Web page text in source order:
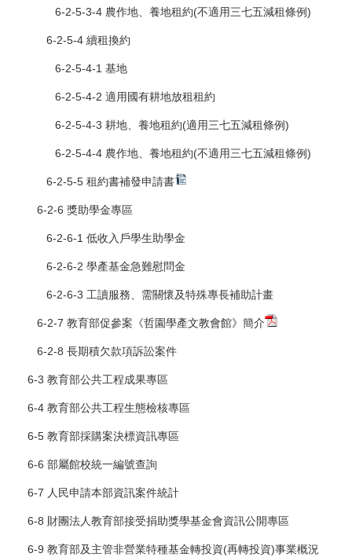
6-2-5-3-4 農作地、養地租約(不適用三七五減租條例)
6-2-5-4 續租換約
6-2-5-4-1 基地
6-2-5-4-2 適用國有耕地放租租約
6-2-5-4-3 耕地、養地租約(適用三七五減租條例)
6-2-5-4-4 農作地、養地租約(不適用三七五減租條例)
6-2-5-5 租約書補發申請書
6-2-6 獎助學金專區
6-2-6-1 低收入戶學生助學金
6-2-6-2 學產基金急難慰問金
6-2-6-3 工讀服務、需關懷及特殊專長補助計畫
6-2-7 教育部促參案《哲園學產文教會館》簡介
6-2-8 長期積欠款項訴訟案件
6-3 教育部公共工程成果專區
6-4 教育部公共工程生態檢核專區
6-5 教育部採購案決標資訊專區
6-6 部屬館校統一編號查詢
6-7 人民申請本部資訊案件統計
6-8 財團法人教育部接受捐助獎學基金會資訊公開專區
6-9 教育部及主管非營業特種基金轉投資(再轉投資)事業概況